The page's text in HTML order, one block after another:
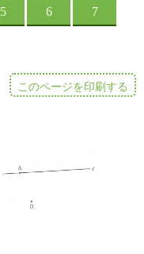
このページを印刷する